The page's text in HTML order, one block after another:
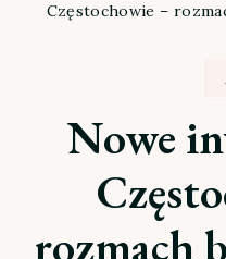
Częstochowie –
Nowe
rozmach